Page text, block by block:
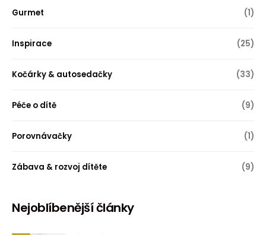
Gurmet (1)
Inspirace (25)
Kočárky & autosedačky (33)
Péče o dítě (9)
Porovnávačky (1)
Zábava & rozvoj dítěte (9)
Nejoblíbenější články